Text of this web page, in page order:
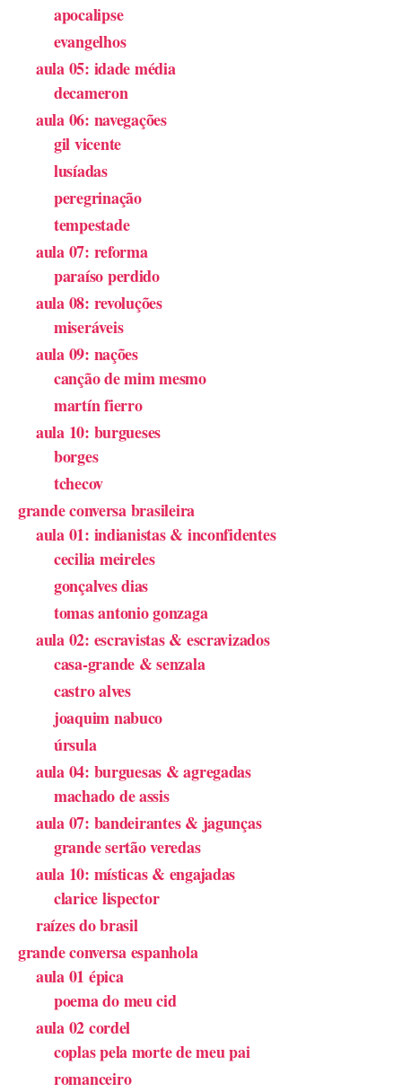
apocalipse
evangelhos
aula 05: idade média
decameron
aula 06: navegações
gil vicente
lusíadas
peregrinação
tempestade
aula 07: reforma
paraíso perdido
aula 08: revoluções
miseráveis
aula 09: nações
canção de mim mesmo
martín fierro
aula 10: burgueses
borges
tchecov
grande conversa brasileira
aula 01: indianistas & inconfidentes
cecilia meireles
gonçalves dias
tomas antonio gonzaga
aula 02: escravistas & escravizados
casa-grande & senzala
castro alves
joaquim nabuco
úrsula
aula 04: burguesas & agregadas
machado de assis
aula 07: bandeirantes & jagunças
grande sertão veredas
aula 10: místicas & engajadas
clarice lispector
raízes do brasil
grande conversa espanhola
aula 01 épica
poema do meu cid
aula 02 cordel
coplas pela morte de meu pai
romanceiro